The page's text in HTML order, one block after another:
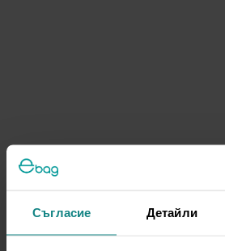
Съгласие Детайли